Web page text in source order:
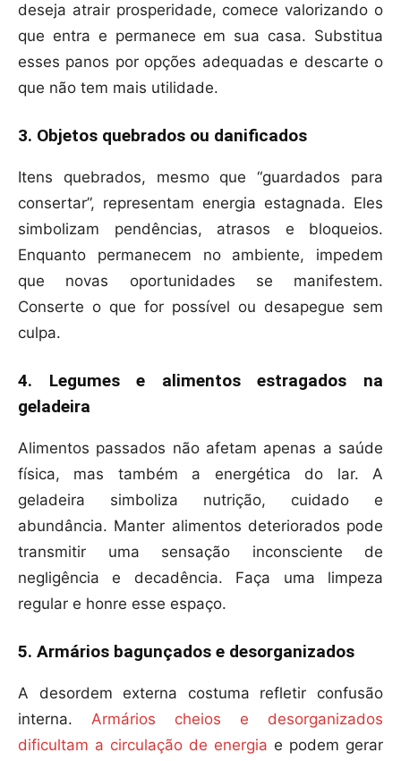
deseja atrair prosperidade, comece valorizando o
que entra e permanece em sua casa. Substitua
esses panos por opções adequadas e descarte o
que não tem mais utilidade.
3. Objetos quebrados ou danificados
Itens quebrados, mesmo que “guardados para
consertar”, representam energia estagnada. Eles
simbolizam pendências, atrasos e bloqueios.
Enquanto permanecem no ambiente, impedem
que novas oportunidades se manifestem.
Conserte o que for possível ou desapegue sem
culpa.
4. Legumes e alimentos estragados na
geladeira
Alimentos passados não afetam apenas a saúde
física, mas também a energética do lar. A
geladeira simboliza nutrição, cuidado e
abundância. Manter alimentos deteriorados pode
transmitir uma sensação inconsciente de
negligência e decadência. Faça uma limpeza
regular e honre esse espaço.
5. Armários bagunçados e desorganizados
A desordem externa costuma refletir confusão
interna. Armários cheios e desorganizados
dificultam a circulação de energia e podem gerar